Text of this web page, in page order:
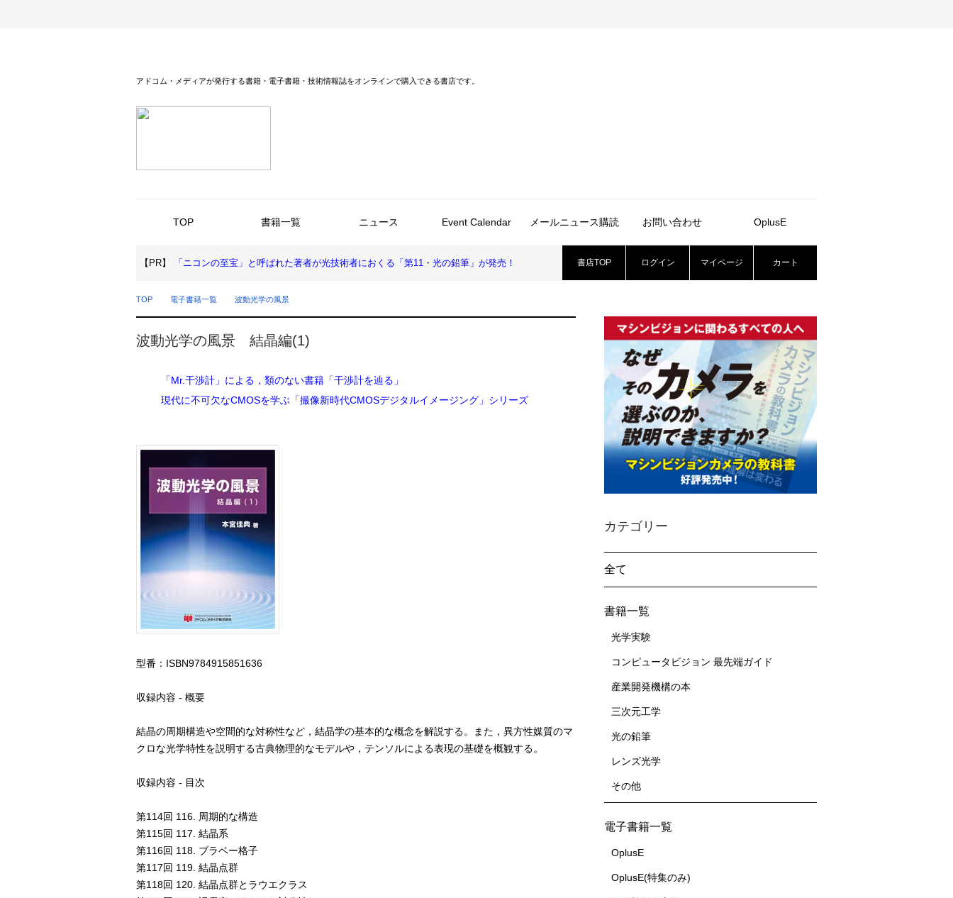
アドコム・メディアが発行する書籍・電子書籍・技術情報誌をオンラインで購入できる書店です。
TOP 書籍一覧 ニュース Event Calendar メールニュース購読 お問い合わせ OplusE
【PR】 「ニコンの至宝」と呼ばれた著者が光技術者におくる「第11・光の鉛筆」が発売！ 書店TOP ログイン マイページ カート
TOP 電子書籍一覧 波動光学の風景
波動光学の風景 結晶編(1)
「Mr.干渉計」による，類のない書籍「干渉計を辿る」
現代に不可欠なCMOSを学ぶ「撮像新時代CMOSデジタルイメージング」シリーズ
型番：ISBN9784915851636
収録内容 - 概要
結晶の周期構造や空間的な対称性など，結晶学の基本的な概念を解説する。また，異方性媒質のマ
クロな光学特性を説明する古典物理的なモデルや，テンソルによる表現の基礎を概観する。
収録内容 - 目次
第114回 116. 周期的な構造
第115回 117. 結晶系
第116回 118. ブラベー格子
第117回 119. 結晶点群
第118回 120. 結晶点群とラウエクラス
カテゴリー
全て
書籍一覧
光学実験
コンピュータビジョン 最先端ガイド
産業開発機構の本
三次元工学
光の鉛筆
レンズ光学
その他
電子書籍一覧
OplusE
OplusE(特集のみ)